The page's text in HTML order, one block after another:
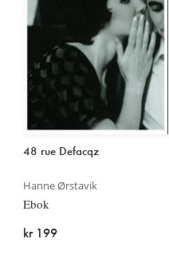
48 rue Defacqz
Hanne Ørstavik
Ebok
kr 199